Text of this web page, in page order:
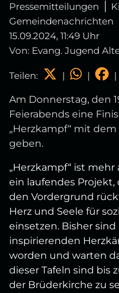
Pressemitteilungen
Gemeindenachrichten
15.09.2024, 11:49 Uhr
Von: Evang. Jugend
Teilen: | | |
Am Donnerstag, den
Feierabends eine
„Herzkampf“ mit
geben.
„Herzkampf“ ist
ein laufendes
den Vordergrund
Herz und Seele für
einsetzen. Bisher sind
inspirierenden
worden und warten
dieser Tafeln sind bis
der Brüderkirche zu